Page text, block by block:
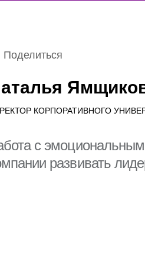
Благодарность Президента
Российской Федерации
31 марта 2026
Поделиться
КОРПОРАТИВНОГО
с
развивать